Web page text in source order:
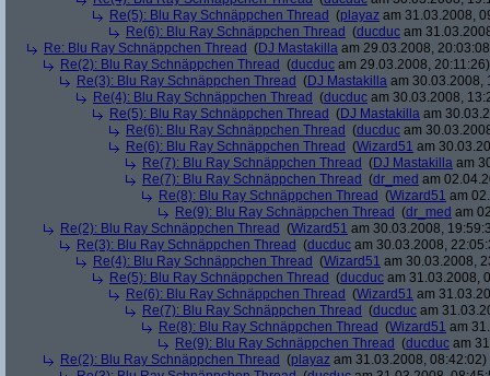
Re(5): Blu Ray Schnäppchen Thread (playaz am 31.03.2008,
Re(6): Blu Ray Schnäppchen Thread (ducduc am
Re: Blu Ray Schnäppchen Thread (DJ Mastakilla am 29.03.2008,
Re(2): Blu Ray Schnäppchen Thread (ducduc am 29.03.2008, 20:11:26)
Re(3): Blu Ray Schnäppchen Thread (DJ Mastakilla am 30.03.2008,
Re(4): Blu Ray Schnäppchen Thread (ducduc am 30.03.2008,
Re(5): Blu Ray Schnäppchen Thread (DJ Mastakilla am
Re(6): Blu Ray Schnäppchen Thread (ducduc am
Re(6): Blu Ray Schnäppchen Thread (Wizard51 am
Re(7): Blu Ray Schnäppchen Thread (DJ Mastakilla am
Re(7): Blu Ray Schnäppchen Thread (dr_med am
Re(8): Blu Ray Schnäppchen Thread (Wizard51 am
Re(9): Blu Ray Schnäppchen Thread (dr_med am
Re(2): Blu Ray Schnäppchen Thread (Wizard51 am 30.03.2008,
Re(3): Blu Ray Schnäppchen Thread (ducduc am 30.03.2008,
Re(4): Blu Ray Schnäppchen Thread (Wizard51 am 30.03.2008,
Re(5): Blu Ray Schnäppchen Thread (ducduc am 31.03.2008,
Re(6): Blu Ray Schnäppchen Thread (Wizard51 am
Re(7): Blu Ray Schnäppchen Thread (ducduc am
Re(8): Blu Ray Schnäppchen Thread (Wizard51 am
Re(9): Blu Ray Schnäppchen Thread (ducduc am
Re(2): Blu Ray Schnäppchen Thread (playaz am 31.03.2008, 08:42:02)